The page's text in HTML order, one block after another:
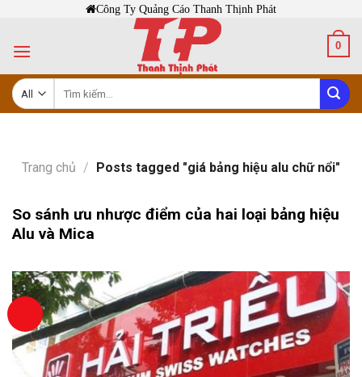
content
Công Ty Quảng Cáo Thanh Thịnh Phát
0
kiếm:
Trang chủ / Posts tagged "giá bảng hiệu alu chữ nổi"
So sánh ưu nhược điểm của hai loại bảng hiệu
Alu và Mica